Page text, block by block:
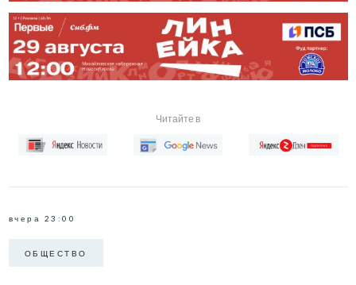
Читайте в
вчера 23:00
ОБЩЕСТВО